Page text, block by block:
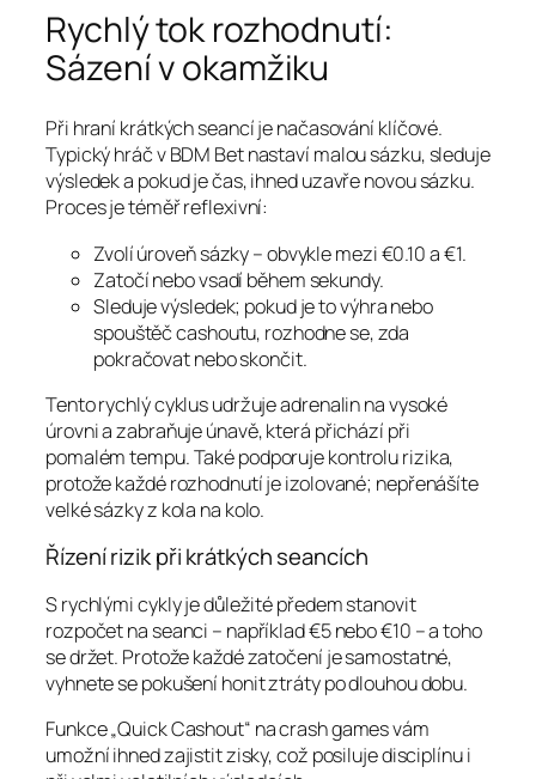
Rychlý tok rozhodnutí:
Sázení v okamžiku
Při hraní krátkých seancí je načasování klíčové.
Typický hráč v BDM Bet nastaví malou sázku, sleduje
výsledek a pokud je čas, ihned uzavře novou sázku.
Proces je téměř reflexivní:
Zvolí úroveň sázky – obvykle mezi €0.10 a €1.
Zatočí nebo vsadí během sekundy.
Sleduje výsledek; pokud je to výhra nebo
spouštěč cashoutu, rozhodne se, zda
pokračovat nebo skončit.
Tento rychlý cyklus udržuje adrenalin na vysoké
úrovni a zabraňuje únavě, která přichází při
pomalém tempu. Také podporuje kontrolu rizika,
protože každé rozhodnutí je izolované; nepřenášíte
velké sázky z kola na kolo.
Řízení rizik při krátkých seancích
S rychlými cykly je důležité předem stanovit
rozpočet na seanci – například €5 nebo €10 – a toho
se držet. Protože každé zatočení je samostatné,
vyhnete se pokušení honit ztráty po dlouhou dobu.
Funkce „Quick Cashout“ na crash games vám
umožní ihned zajistit zisky, což posiluje disciplínu i